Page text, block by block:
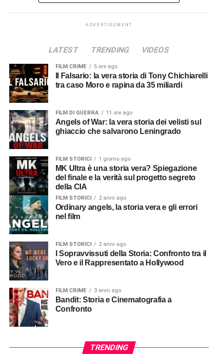
ADVERTISEMENT
LATEST TRENDING VIDEOS
FILM CRIME 5 ore ago
tra caso Moro e rapina da 35 miliardi
FILM DI GUERRA 11 ore ago
Angels of War: la vera storia dei velisti sul
ghiaccio che salvarono Leningrado
FILM STORICI 1 giorno ago
MK Ultra è una storia vera? Spiegazione
del finale e la verità sul progetto segreto
della CIA
FILM STORICI 2 anni ago
Ordinary angels, la storia vera e gli errori
nel film
FILM STORICI 2 anni ago
Vero e il Rappresentato a Hollywood
FILM CRIME 3 anni ago
Bandit: Storia e Cinematografia a
Confronto
TRENDING